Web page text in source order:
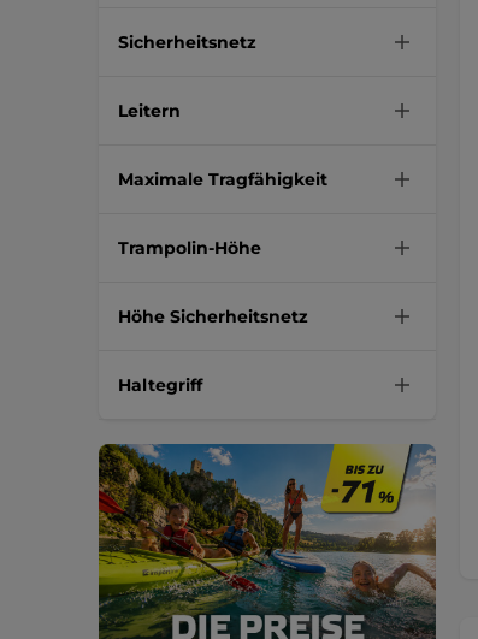
Sicherheitsnetz
Leitern
Maximale Tragfähigkeit
Trampolin-Höhe
Höhe Sicherheitsnetz
Haltegriff